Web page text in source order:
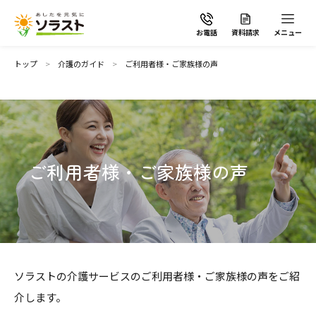
お電話 資料請求 メニュー
ソラストの想い
介護サービスから探す
介護サービスから探す
施設で暮らす
地域から探す
よくあるご質問
トップ 介護のガイド ご利用者様・ご家族様の声
ご利用者様・ご家族様の声
ソラストの介護サービスのご利用者様・ご家族様の声をご紹
介します。